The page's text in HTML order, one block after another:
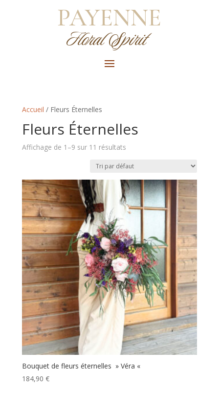
PAYENNE
Floral Spirit
Accueil / Fleurs Éternelles
Fleurs Éternelles
Affichage de 1–9 sur 11 résultats
Bouquet de fleurs éternelles » Véra «
184,90 €